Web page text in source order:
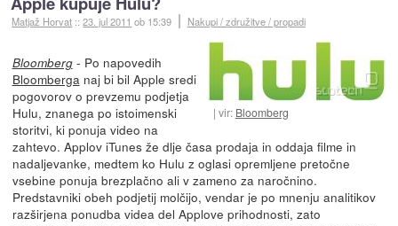
Matjaž Horvat ::23. jul 2011 ob 15:39 Nakupi / združitve / propadi
vir: Bloomberg
Bloomberg- Po napovedih
Bloomberga naj bi bil Apple sredi
pogovorov o prevzemu podjetja
Hulu, znanega po istoimenski
storitvi, ki ponuja video na
zahtevo. Applov iTunes že dlje časa prodaja in oddaja filme in
nadaljevanke, medtem ko Hulu z oglasi opremljene pretočne
vsebine ponuja brezplačno ali v zameno za naročnino.
Predstavniki obeh podjetij molčijo, vendar je po mnenju analitikov
razširjena ponudba videa del Applove prihodnosti, zato